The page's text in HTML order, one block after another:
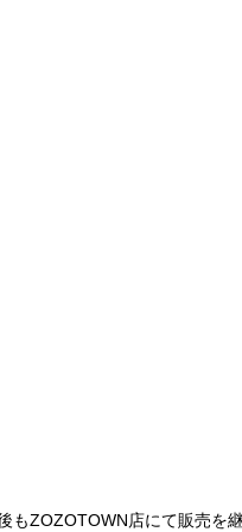
ZOZOTOWN店にて販売を継